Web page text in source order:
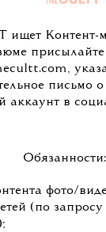
ищет Контент-
письмо
аккаунт в
Обязанности:
фото/
(по